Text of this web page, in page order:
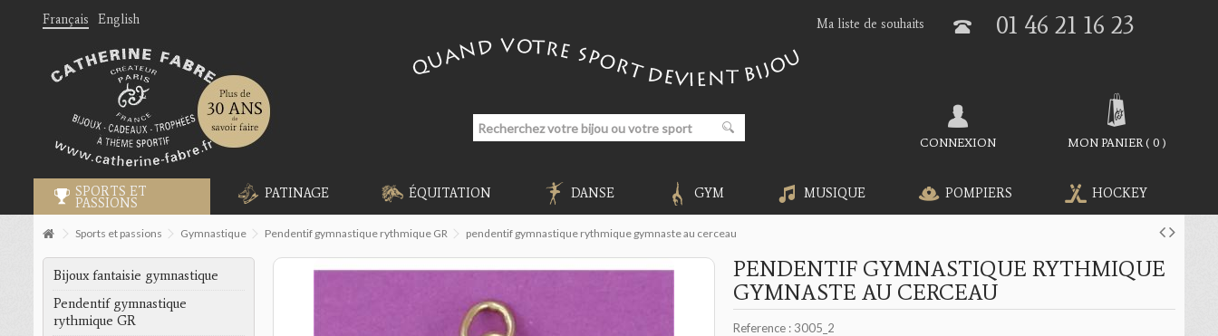
Français English 01 46 21 16 23
Ma liste de souhaits
MON PANIER( 0 )
CONNEXION
SPORTS ET
PASSIONS
PATINAGE ÉQUITATION DANSE GYM MUSIQUE POMPIERS HOCKEY
Sports et passions Gymnastique Pendentif gymnastique rythmique GR pendentif gymnastique rythmique gymnaste au cerceau
PENDENTIF GYMNASTIQUE RYTHMIQUE
GYMNASTE AU CERCEAU
Reference : 3005_2
Bijoux fantaisie gymnastique
Pendentif gymnastique
rythmique GR